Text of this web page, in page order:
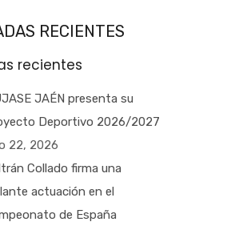
RECIENTES
recientes
JAÉN presenta su
Deportivo 2026/2027
22, 2026
Collado firma una
actuación en el
de España